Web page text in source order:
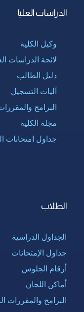
الدراسات العليا
وكيل الكلية
لائحة الدراسات
دليل الطالب
آليات التسجيل
البرامج
مجلة الكلية
جداول امتحانات
الطلاب
الجداول الدراسية
جداول الإمتحانات
أرقام الجلوس
أماكن اللجان
البرامج والمقررات